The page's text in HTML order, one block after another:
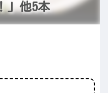
」他5本